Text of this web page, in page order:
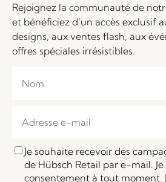
Rejoignez la communauté de
et bénéficiez d’un accès exclusif
designs, aux ventes flash, aux
offres spéciales irrésistibles.
Je souhaite recevoir des
de Hübsch Retail par e-mail.
consentement à tout moment.